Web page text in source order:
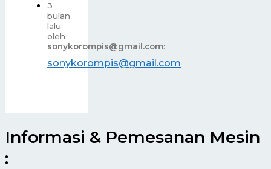
3
bulan
lalu
oleh
sonykorompis@gmail.com:
sonykorompis@gmail.com
Informasi & Pemesanan Mesin
: